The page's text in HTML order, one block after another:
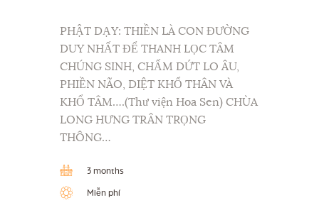
PHẬT DẠY: THIỀN LÀ CON ĐƯỜNG
DUY NHẤT ĐỂ THANH LỌC TÂM
CHÚNG SINH, CHẤM DỨT LO ÂU,
PHIỀN NÃO, DIỆT KHỔ THÂN VÀ
KHỔ TÂM….(Thư viện Hoa Sen) CHÙA
LONG HƯNG TRÂN TRỌNG
THÔNG…
3 months
Miễn phí